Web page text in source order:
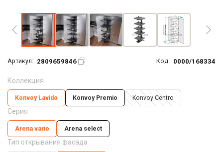
Артикул: 2809659846 Код: 0000/168334
Коллекция
Konvoy Lavido Konvoy Premio Konvoy Centro
Серия
Arena vario Arena seleсt
Тип открывания фасада